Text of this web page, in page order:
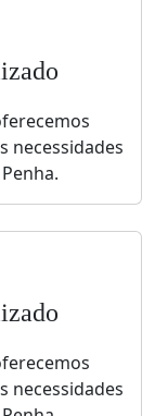
necessidades
necessidades